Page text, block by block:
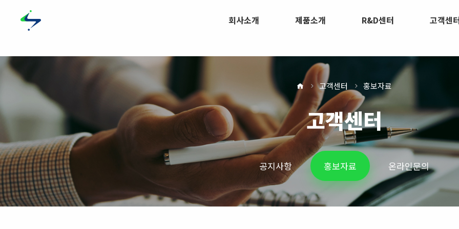
회사소개 제품소개 R&D센터 고객센
고객센터 홍보자료
고객센터
공지사항 홍보자료 온라인문의